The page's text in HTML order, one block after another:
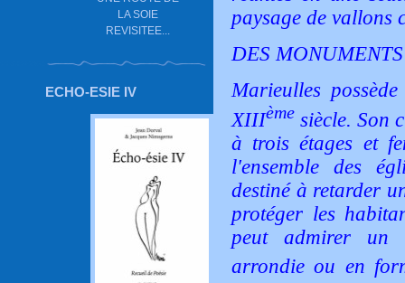
LA SOIE
REVISITEE...
ECHO-ESIE IV
paysage de vallons
DES
Marieulles
XIIIème siècle. Son
à trois étages et
l'ensemble des
destiné à retarder
protéger les
peut admirer un
arrondie ou en